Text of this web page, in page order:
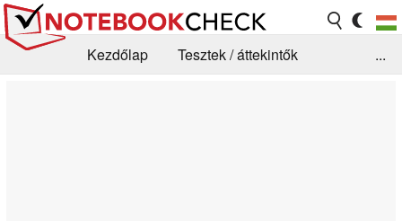
Kezdőlap
Tesztek / áttekintők
...